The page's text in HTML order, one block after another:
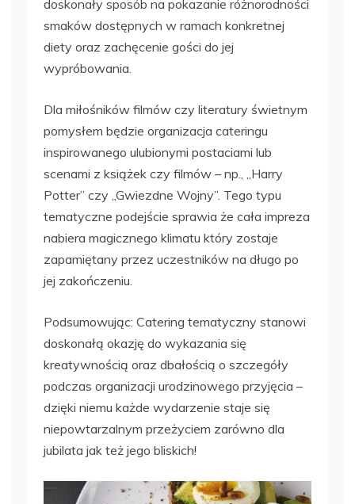
doskonały sposób na pokazanie różnorodności
smaków dostępnych w ramach konkretnej
diety oraz zachęcenie gości do jej
wypróbowania.
Dla miłośników filmów czy literatury świetnym
pomysłem będzie organizacja cateringu
inspirowanego ulubionymi postaciami lub
scenami z książek czy filmów – np., „Harry
Potter” czy „Gwiezdne Wojny”. Tego typu
tematyczne podejście sprawia że cała impreza
nabiera magicznego klimatu który zostaje
zapamiętany przez uczestników na długo po
jej zakończeniu.
Podsumowując: Catering tematyczny stanowi
doskonałą okazję do wykazania się
kreatywnością oraz dbałością o szczegóły
podczas organizacji urodzinowego przyjęcia –
dzięki niemu każde wydarzenie staje się
niepowtarzalnym przeżyciem zarówno dla
jubilata jak też jego bliskich!